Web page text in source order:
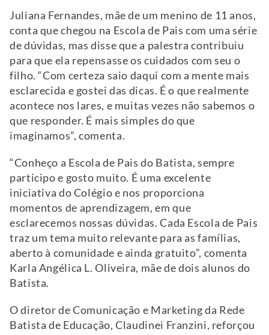
Juliana Fernandes, mãe de um menino de 11 anos,
conta que chegou na Escola de Pais com uma série
de dúvidas, mas disse que a palestra contribuiu
para que ela repensasse os cuidados com seu o
filho. “Com certeza saio daqui com a mente mais
esclarecida e gostei das dicas. É o que realmente
acontece nos lares, e muitas vezes não sabemos o
que responder. É mais simples do que
imaginamos”, comenta.
“Conheço a Escola de Pais do Batista, sempre
participo e gosto muito. É uma excelente
iniciativa do Colégio e nos proporciona
momentos de aprendizagem, em que
esclarecemos nossas dúvidas. Cada Escola de Pais
traz um tema muito relevante para as famílias,
aberto à comunidade e ainda gratuito”, comenta
Karla Angélica L. Oliveira, mãe de dois alunos do
Batista.
O diretor de Comunicação e Marketing da Rede
Batista de Educação, Claudinei Franzini, reforçou